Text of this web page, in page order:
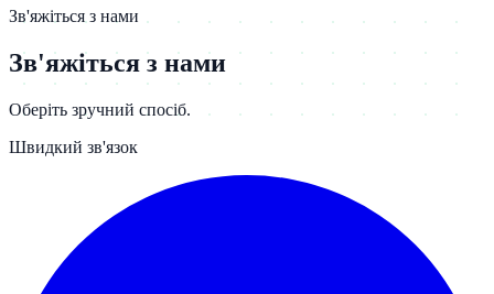
Зв'яжіться з нами
Зв'яжіться з нами
Оберіть зручний спосіб.
Швидкий зв'язок